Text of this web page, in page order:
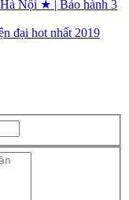
Nội ★ | Bảo hành 3
đại hot nhất 2019